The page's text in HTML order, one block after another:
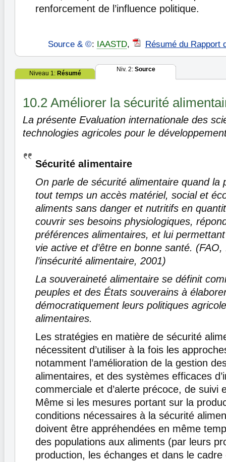
renforcement de l’influence politique.
Source & ©: IAASTD, Résumé du Rapport
Niveau 1: Résumé
Niv. 2: Source
10.2 Améliorer la sécurité
La présente Evaluation internationale des
technologies agricoles pour le
Sécurité alimentaire
On parle de sécurité alimentaire quand la
tout temps un accès matériel, social et
aliments sans danger et nutritifs en
couvrir ses besoins physiologiques,
préférences alimentaires, et lui
vie active et d’être en bonne santé. (FAO,
l’insécurité alimentaire, 2001)
La souveraineté alimentaire se définit
peuples et des États souverains à
démocratiquement leurs politiques
alimentaires.
Les stratégies en matière de sécurité
nécessitent d’utiliser à la fois les
notamment l’amélioration de la gestion
alimentaires, et des systèmes efficaces
commerciale et d’alerte précoce, de suivi
Même si les mesures portant sur la
conditions nécessaires à la sécurité
doivent être appréhendées en même
des populations aux aliments (par leurs
production, les échanges et dans le cadre